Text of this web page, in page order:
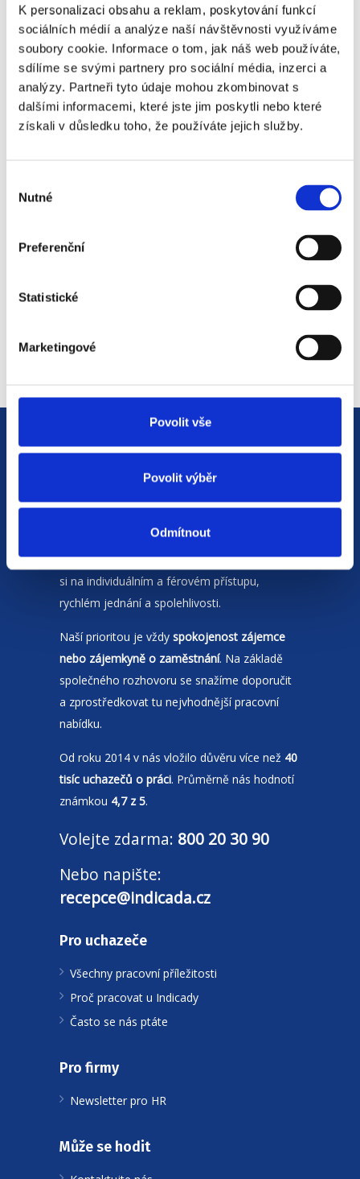
K personalizaci obsahu a reklam, poskytování funkcí
sociálních médií a analýze naší návštěvnosti využíváme
soubory cookie. Informace o tom, jak náš web používáte,
sdílíme se svými partnery pro sociální média, inzerci a
analýzy. Partneři tyto údaje mohou zkombinovat s
dalšími informacemi, které jste jim poskytli nebo které
získali v důsledku toho, že používáte jejich služby.
souhlasu
Nutné
Preferenční
Statistické
Marketingové
Povolit vše
Povolit výběr
Odmítnout
Recent Popular Comments
(Ne)komunikace se
zaměstnavatelem
18. 9. 2025
HR agenturas pobočkami v
Moravskoslezském krajia Polsku. Zakládáme
si na individuálním a férovém přístupu,
rychlém jednání a spolehlivosti.
Naší prioritou je vždy spokojenost zájemce
nebo zájemkyně o zaměstnání. Na základě
společného rozhovoru se snažíme doporučit
a zprostředkovat tu nejvhodnější pracovní
nabídku.
Od roku 2014 v nás vložilo důvěru více než 40
tisíc uchazečů o práci. Průměrně nás hodnotí
známkou 4,7 z 5.
Volejte zdarma: 800 20 30 90
Nebo napište:
recepce@indicada.cz
Pro uchazeče
Všechny pracovní příležitosti
Proč pracovat u Indicady
Často se nás ptáte
Pro firmy
Newsletter pro HR
Může se hodit